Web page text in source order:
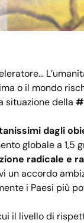
o il mondo
situazione della
dagli
globale a 1,5
radicale e
un accordo
i Paesi più
il livello di